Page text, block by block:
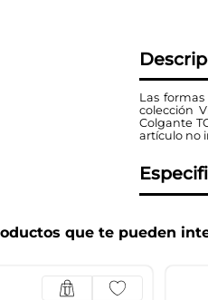
Las
colección
Colgante
artículo no
que te pueden